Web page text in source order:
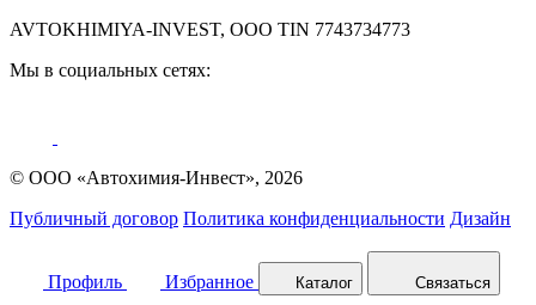
AVTOKHIMIYA-INVEST, OOO TIN 7743734773
Мы в социальных сетях:
© ООО «Автохимия-Инвест», 2026
Публичный договор Политика конфиденциальности Дизайн
Профиль Избранное Каталог Связаться